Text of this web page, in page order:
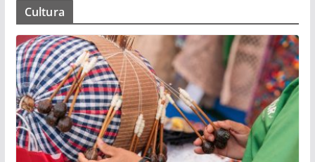
Cultura